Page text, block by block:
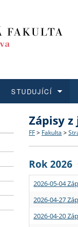
Struktura
Strategie
Podpora
Co
Učitelské
STUDUJÍCÍ
Rigorózní
O vědě a
Granty a
Aktuální
Zápisy
FF > Fakulta >
Rok 2026
2026-05-04
2026-04-27
2026-04-20